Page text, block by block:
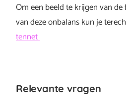
Om een beeld te krijgen van
van deze onbalans kun je
tennet
Relevante vragen